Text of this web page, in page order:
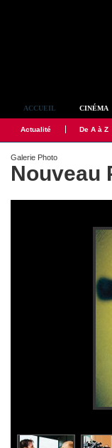
ACCUEIL CINÉMA
Actualité De A à Z
Galerie Photo
Nouveau